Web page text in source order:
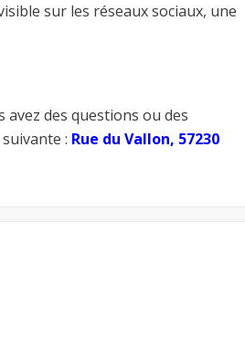
sur les réseaux sociaux, une
des questions ou des
: Rue du Vallon, 57230